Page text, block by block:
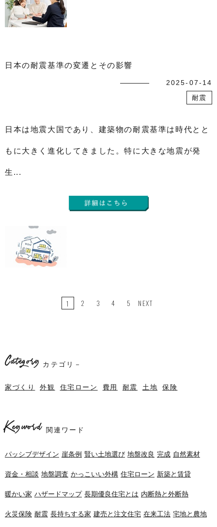
日本の耐震基準の変遷とその影響
2025-07-14
耐震
日本は地震大国であり、建築物の耐震基準は時代とと
もに大きく進化してきました。特に大きな地震が発
生...
1 2 3 4 5 NEXT
Category カテゴリ－
家づくり 外観 住宅ローン 費用 耐震 土地 保険
Keyword 関連ワード
パッシブデザイン 崖条例 賢い土地選び 地盤改良 完成 自然素材
資金・相談 地盤調査 かっこいい外構 住宅ローン 新築と賃貸
暖かい家 ハザードマップ 長期優良住宅とは 内断熱と外断熱
火災保険 耐震 長持ちする家 建売と注文住宅 在来工法 宅地と農地